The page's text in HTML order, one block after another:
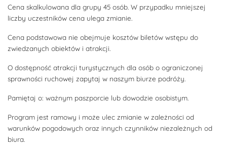
Cena skalkulowana dla grupy 45 osób. W przypadku mniejszej
liczby uczestników cena ulega zmianie.
Cena podstawowa nie obejmuje kosztów biletów wstępu do
zwiedzanych obiektów i atrakcji.
O dostępność atrakcji turystycznych dla osób o ograniczonej
sprawności ruchowej zapytaj w naszym biurze podróży.
Pamiętaj o: ważnym paszporcie lub dowodzie osobistym.
Program jest ramowy i może ulec zmianie w zależności od
warunków pogodowych oraz innych czynników niezależnych od
biura.